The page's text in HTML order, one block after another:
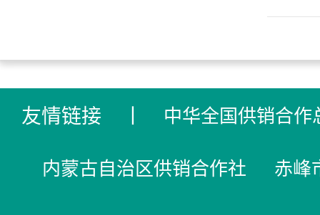
友情链接 中华全国供销合作
内蒙古自治区供销合作社 赤峰